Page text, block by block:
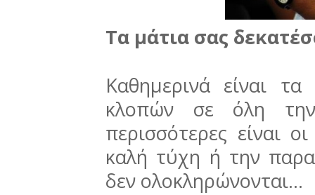
Τα μάτια σας
Καθημερινά είναι
κλοπών σε όλη
περισσότερες είναι
καλή τύχη ή την
δεν ολοκληρώνονται...